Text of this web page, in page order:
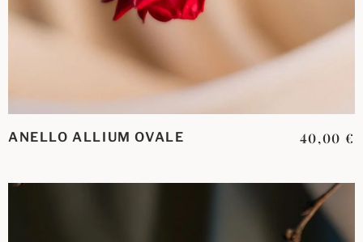
ANELLO ALLIUM OVALE 40,00€